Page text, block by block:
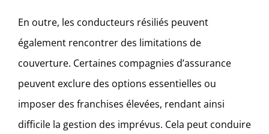
En outre, les conducteurs résiliés peuvent
également rencontrer des limitations de
couverture. Certaines compagnies d’assurance
peuvent exclure des options essentielles ou
imposer des franchises élevées, rendant ainsi
difficile la gestion des imprévus. Cela peut conduire